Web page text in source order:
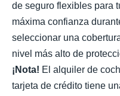
de seguro flexibles para
máxima confianza
seleccionar una
nivel más alto de
¡Nota! El alquiler de
tarjeta de crédito tiene